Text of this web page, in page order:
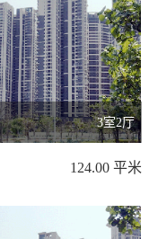
3室2厅
124.00 平米